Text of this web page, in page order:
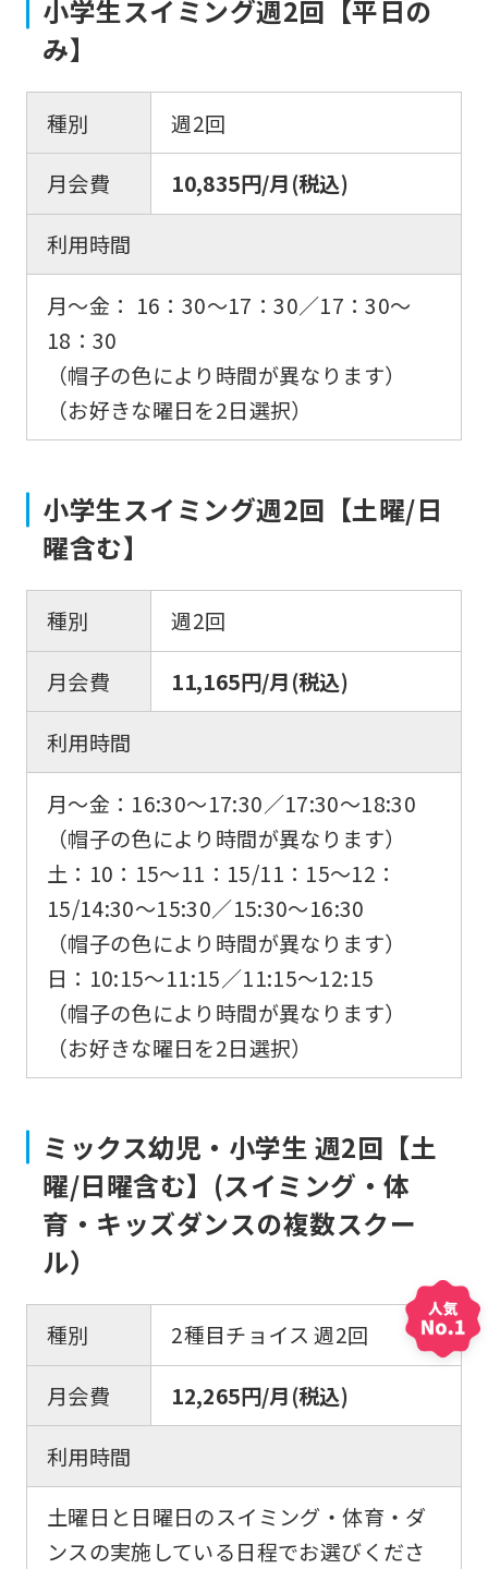
小学生スイミング週2回【平日の
み】
種別
週2回
月会費
10,835円/月(税込)
利用時間
月〜金： 16：30〜17：30／17：30〜
18：30
（帽子の色により時間が異なります）
（お好きな曜日を2日選択）
小学生スイミング週2回【土曜/日
曜含む】
種別
週2回
月会費
11,165円/月(税込)
利用時間
月～金：16:30～17:30／17:30～18:30
（帽子の色により時間が異なります）
土：10：15～11：15/11：15〜12：
15/14:30～15:30／15:30～16:30
（帽子の色により時間が異なります）
日：10:15～11:15／11:15～12:15
（帽子の色により時間が異なります）
（お好きな曜日を2日選択）
ミックス幼児・小学生 週2回【土
曜/日曜含む】(スイミング・体
育・キッズダンスの複数スクー
ル）
種別
2種目チョイス 週2回
月会費
12,265円/月(税込)
利用時間
土曜日と日曜日のスイミング・体育・ダ
ンスの実施している日程でお選びくださ